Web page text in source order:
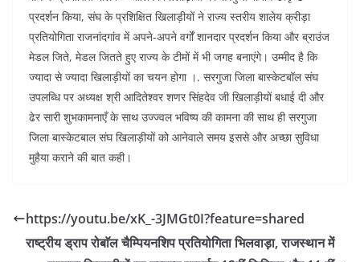
प्रदर्शन किया, संघ के प्रशिक्षित खिलाड़ीयों ने राज्य स्तरीय शालेय क्रीड़ा
प्रतियोगिता राजनांदगांव में अपने-अपने वर्गों शानदार प्रदर्शन किया और ब्राउंज
मेडल जिते, मेडल जितते हुए राज्य के टीमों में भी जगह बनाएंगे। उम्मीद है कि
ज्यादा से ज्यादा खिलाड़ीयों का चयन होगा ।. सरगुजा जिला बास्केटबॉल संघ
उपलब्धि पर अध्यक्ष श्री आदितेश्वर शणर सिंहदेव जी खिलाड़ीयों बधाई दी और
ढेर सारी शुभकामनाएँ के साथ उज्ज्वल भविष्य की कामना की साथ ही सरगुजा
जिला बास्केटबाल संघ खिलाड़ीयों को आनेवाले समय इससे और अच्छा सुविधा
मुहैया कराने की बात कही।
https://youtu.be/xK_-3JMGt0I?feature=shared
राष्ट्रीय ड्राप रोबाॅल चैम्पियनशिप प्रतियोगिता भिलवाड़ा, राजस्थान में